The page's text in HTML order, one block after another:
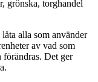
grönska, torghandel
alla som använder
av vad som
förändras. Det ger